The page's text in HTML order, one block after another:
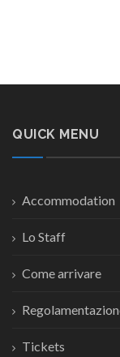
QUICK MENU
Accommodation
Lo Staff
Come arrivare
Tickets